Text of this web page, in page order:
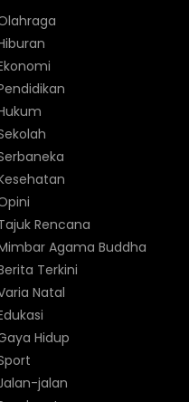
Rencana
Agama Buddha
Terkini
Natal
Hidup
jalan